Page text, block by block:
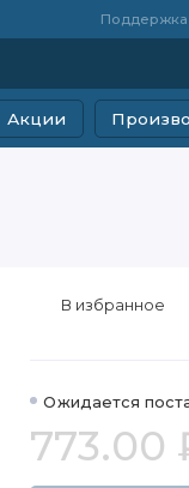
Поддержка
Акции
Ожидается
773.00
В избранное